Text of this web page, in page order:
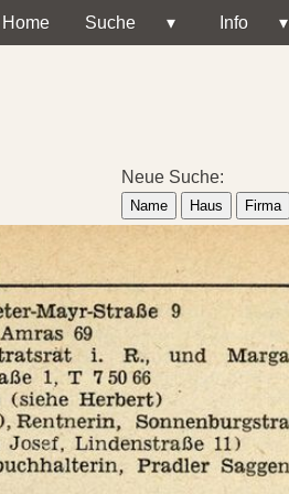
Home Suche ▾ Info ▾
Neue Suche:
Name Haus Firma